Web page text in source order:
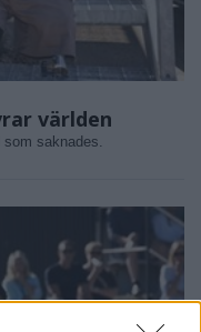
världen
saknades.